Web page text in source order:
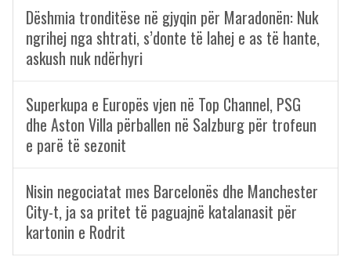
Dëshmia tronditëse në gjyqin për Maradonën: Nuk
ngrihej nga shtrati, s’donte të lahej e as të hante,
askush nuk ndërhyri
Superkupa e Europës vjen në Top Channel, PSG
dhe Aston Villa përballen në Salzburg për trofeun
e parë të sezonit
Nisin negociatat mes Barcelonës dhe Manchester
City-t, ja sa pritet të paguajnë katalanasit për
kartonin e Rodrit